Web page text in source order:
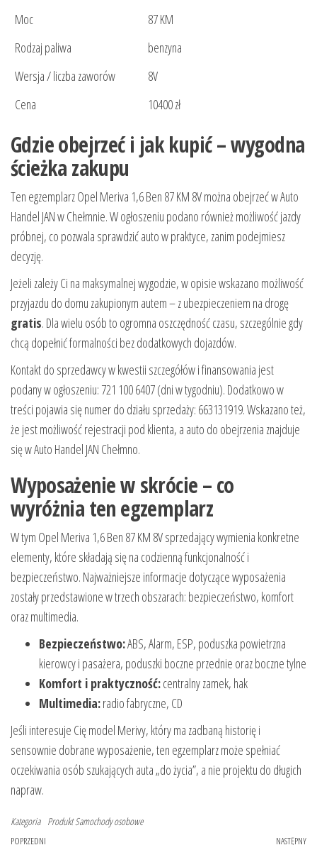
Moc
87 KM
Rodzaj paliwa
benzyna
Wersja / liczba zaworów
8V
Cena
10400 zł
Gdzie obejrzeć i jak kupić – wygodna
ścieżka zakupu
Ten egzemplarz Opel Meriva 1,6 Ben 87 KM 8V można obejrzeć w Auto
Handel JAN w Chełmnie. W ogłoszeniu podano również możliwość jazdy
próbnej, co pozwala sprawdzić auto w praktyce, zanim podejmiesz
decyzję.
Jeżeli zależy Ci na maksymalnej wygodzie, w opisie wskazano możliwość
przyjazdu do domu zakupionym autem – z ubezpieczeniem na drogę
gratis. Dla wielu osób to ogromna oszczędność czasu, szczególnie gdy
chcą dopełnić formalności bez dodatkowych dojazdów.
Kontakt do sprzedawcy w kwestii szczegółów i finansowania jest
podany w ogłoszeniu: 721 100 6407 (dni w tygodniu). Dodatkowo w
treści pojawia się numer do działu sprzedaży: 663131919. Wskazano też,
że jest możliwość rejestracji pod klienta, a auto do obejrzenia znajduje
się w Auto Handel JAN Chełmno.
Wyposażenie w skrócie – co
wyróżnia ten egzemplarz
W tym Opel Meriva 1,6 Ben 87 KM 8V sprzedający wymienia konkretne
elementy, które składają się na codzienną funkcjonalność i
bezpieczeństwo. Najważniejsze informacje dotyczące wyposażenia
zostały przedstawione w trzech obszarach: bezpieczeństwo, komfort
oraz multimedia.
Bezpieczeństwo:ABS, Alarm, ESP, poduszka powietrzna
kierowcy i pasażera, poduszki boczne przednie oraz boczne tylne
Komfort i praktyczność:centralny zamek, hak
Multimedia:radio fabryczne, CD
Jeśli interesuje Cię model Merivy, który ma zadbaną historię i
sensownie dobrane wyposażenie, ten egzemplarz może spełniać
oczekiwania osób szukających auta „do życia”, a nie projektu do długich
napraw.
Kategoria ProduktSamochody osobowe
POPRZEDNI NASTĘPNY